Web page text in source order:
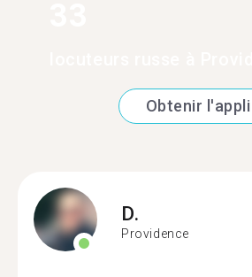
Obtenir l'appli
D.
Providence